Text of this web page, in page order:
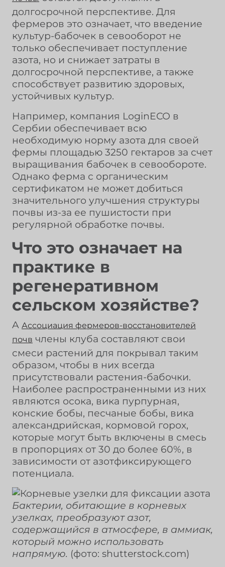
долгосрочной перспективе. Для
фермеров это означает, что введение
культур-бабочек в севооборот не
только обеспечивает поступление
азота, но и снижает затраты в
долгосрочной перспективе, а также
способствует развитию здоровых,
устойчивых культур.
Например, компания LoginECO в
Сербии обеспечивает всю
необходимую норму азота для своей
фермы площадью 3250 гектаров за счет
выращивания бабочек в севообороте.
Однако ферма с органическим
сертификатом не может добиться
значительного улучшения структуры
почвы из-за ее пушистости при
регулярной обработке почвы.
Что это означает на
практике в
регенеративном
сельском хозяйстве?
A Ассоциация фермеров-восстановителей
почв члены клуба составляют свои
смеси растений для покрывал таким
образом, чтобы в них всегда
присутствовали растения-бабочки.
Наиболее распространенными из них
являются осока, вика пурпурная,
конские бобы, песчаные бобы, вика
александрийская, кормовой горох,
которые могут быть включены в смесь
в пропорциях от 30 до более 60%, в
зависимости от азотфиксирующего
потенциала.
Бактерии, обитающие в корневых
узелках, преобразуют азот,
содержащийся в атмосфере, в аммиак,
который можно использовать
напрямую. (фото: shutterstock.com)